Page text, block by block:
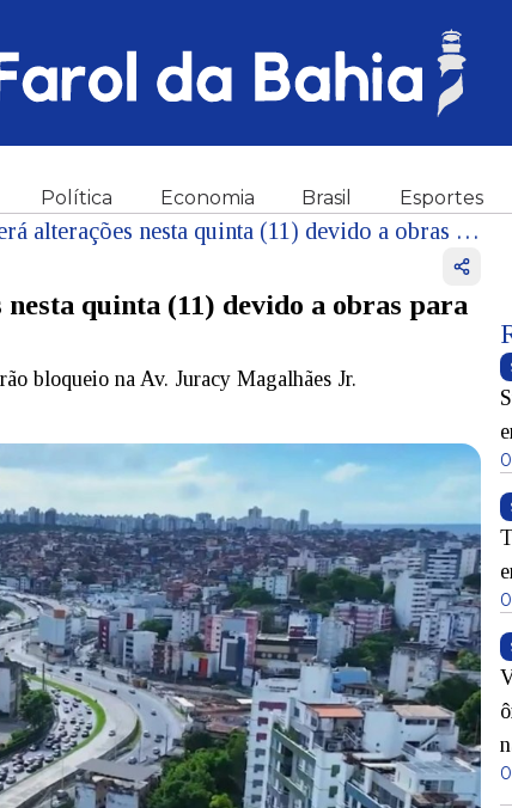
Política Economia Brasil Esportes
Trânsito no Rio Vermelho sofrerá alterações nesta quinta (11) devido a obras para instalação de passarela
quinta (11) devido a obras para
bloqueio na Av. Juracy Magalhães Jr.